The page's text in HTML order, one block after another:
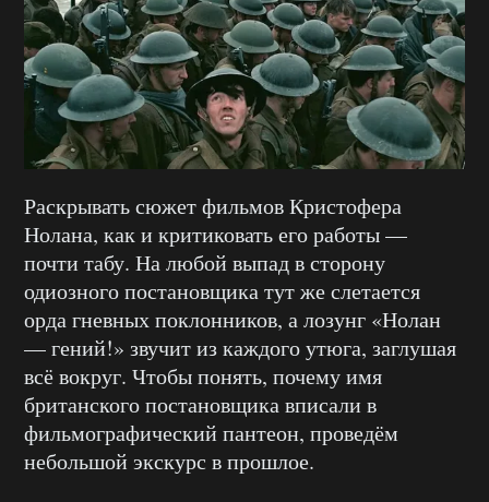
Раскрывать сюжет фильмов Кристофера
Нолана, как и критиковать его работы —
почти табу. На любой выпад в сторону
одиозного постановщика тут же слетается
орда гневных поклонников, а лозунг «Нолан
— гений!» звучит из каждого утюга, заглушая
всё вокруг. Чтобы понять, почему имя
британского постановщика вписали в
фильмографический пантеон, проведём
небольшой экскурс в прошлое.